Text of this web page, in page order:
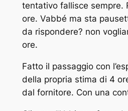
tentativo fallisce sempre.
ore. Vabbé ma sta
da rispondere? non
ore.
Fatto il passaggio con
della propria stima di 4
dal fornitore. Con una